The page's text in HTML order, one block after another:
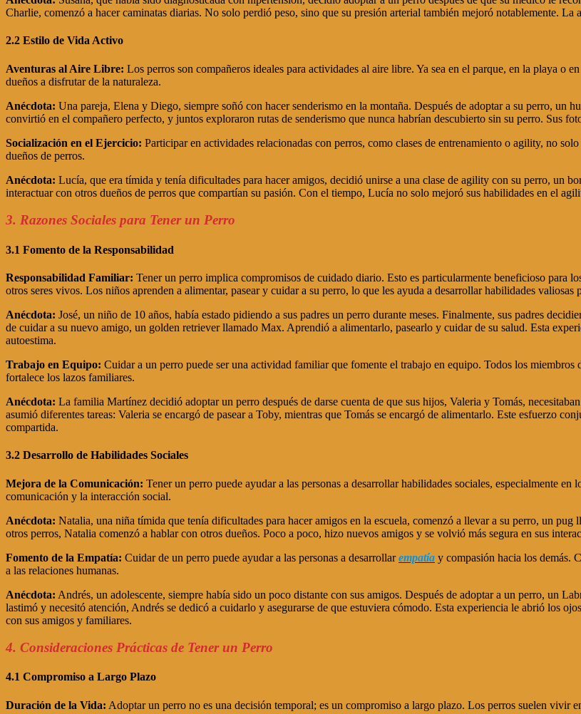
Charlie, comenzó a hacer caminatas diarias. No solo perdió peso, sino que su presión arterial también mejoró notablemente.
2.2 Estilo de Vida Activo
Aventuras al Aire Libre: Los perros son compañeros ideales para actividades al aire libre. Ya sea en el parque, en la playa o
dueños a disfrutar de la naturaleza.
Anécdota: Una pareja, Elena y Diego, siempre soñó con hacer senderismo en la montaña. Después de adoptar a su perro, un
convirtió en el compañero perfecto, y juntos exploraron rutas de senderismo que nunca habrían descubierto sin su perro. Sus
Socialización en el Ejercicio: Participar en actividades relacionadas con perros, como clases de entrenamiento o agility, no
dueños de perros.
Anécdota: Lucía, que era tímida y tenía dificultades para hacer amigos, decidió unirse a una clase de agility con su perro, un
interactuar con otros dueños de perros que compartían su pasión. Con el tiempo, Lucía no solo mejoró sus habilidades en el
3. Razones Sociales para Tener un Perro
3.1 Fomento de la Responsabilidad
Responsabilidad Familiar: Tener un perro implica compromisos de cuidado diario. Esto es particularmente beneficioso para
otros seres vivos. Los niños aprenden a alimentar, pasear y cuidar a su perro, lo que les ayuda a desarrollar habilidades valiosas
Anécdota: José, un niño de 10 años, había estado pidiendo a sus padres un perro durante meses. Finalmente, sus padres
de cuidar a su nuevo amigo, un golden retriever llamado Max. Aprendió a alimentarlo, pasearlo y cuidar de su salud. Esta
autoestima.
Trabajo en Equipo: Cuidar a un perro puede ser una actividad familiar que fomente el trabajo en equipo. Todos los
fortalece los lazos familiares.
Anécdota: La familia Martínez decidió adoptar un perro después de darse cuenta de que sus hijos, Valeria y Tomás,
asumió diferentes tareas: Valeria se encargó de pasear a Toby, mientras que Tomás se encargó de alimentarlo. Este esfuerzo
compartida.
3.2 Desarrollo de Habilidades Sociales
Mejora de la Comunicación: Tener un perro puede ayudar a las personas a desarrollar habilidades sociales, especialmente
comunicación y la interacción social.
Anécdota: Natalia, una niña tímida que tenía dificultades para hacer amigos en la escuela, comenzó a llevar a su perro, un
otros perros, Natalia comenzó a hablar con otros dueños. Poco a poco, hizo nuevos amigos y se volvió más segura en sus
Fomento de la Empatía: Cuidar de un perro puede ayudar a las personas a desarrollarempatía y compasión hacia los demás.
a las relaciones humanas.
Anécdota: Andrés, un adolescente, siempre había sido un poco distante con sus amigos. Después de adoptar a un perro, un
lastimó y necesitó atención, Andrés se dedicó a cuidarlo y asegurarse de que estuviera cómodo. Esta experiencia le abrió los
con sus amigos y familiares.
4. Consideraciones Prácticas de Tener un Perro
4.1 Compromiso a Largo Plazo
Duración de la Vida: Adoptar un perro no es una decisión temporal; es un compromiso a largo plazo. Los perros suelen vivir